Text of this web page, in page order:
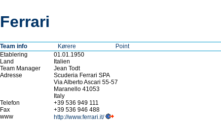
Ferrari
Team info Kørere
Point
Etablering
01.01.1950
Land
Italien
Team Manager
Jean Todt
Adresse
Scuderia Ferrari SPA
Via Alberto Ascari 55-57
Maranello 41053
Italy
Telefon
+39 536 949 111
Fax
+39 536 946 488
www
http://www.ferrari.it/